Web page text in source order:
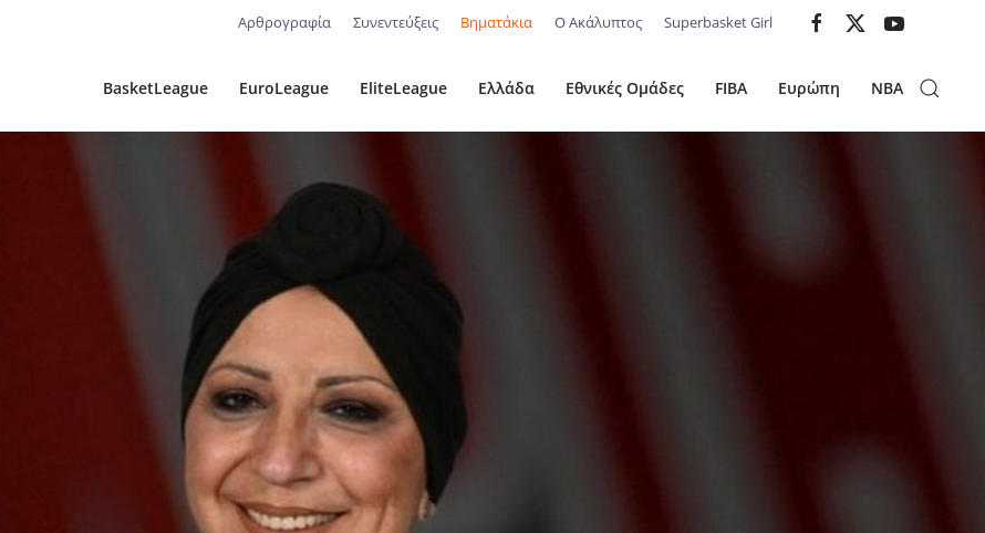
Αρθρογραφία Συνεντεύξεις Βηματάκια Ο Ακάλυπτος Superbasket Girl
BasketLeague EuroLeague EliteLeague Ελλάδα Εθνικές Ομάδες FIBA Ευρώπη NBA